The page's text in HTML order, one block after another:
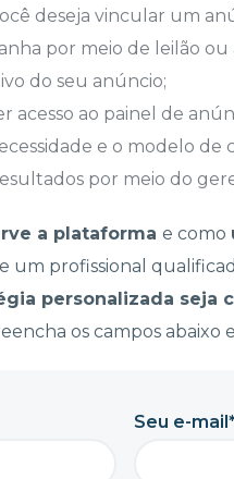
deseja vincular um
por meio de leilão
do seu anúncio;
acesso ao painel de
e o modelo de
por meio do
a plataforma e como
profissional
personalizada seja
os campos abaixo
Seu e-